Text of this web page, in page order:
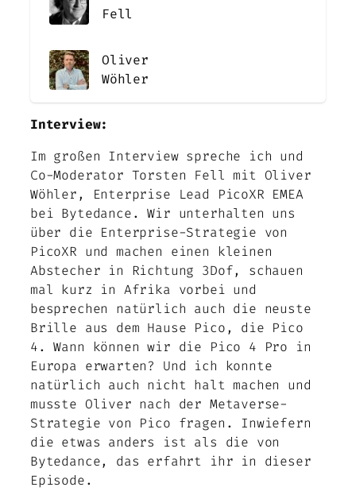
Fell
Oliver
Wöhler
Interview:
Im großen Interview spreche ich und
Co-Moderator Torsten Fell mit Oliver
Wöhler, Enterprise Lead PicoXR EMEA
bei Bytedance. Wir unterhalten uns
über die Enterprise-Strategie von
PicoXR und machen einen kleinen
Abstecher in Richtung 3Dof, schauen
mal kurz in Afrika vorbei und
besprechen natürlich auch die neuste
Brille aus dem Hause Pico, die Pico
4. Wann können wir die Pico 4 Pro in
Europa erwarten? Und ich konnte
natürlich auch nicht halt machen und
musste Oliver nach der Metaverse-
Strategie von Pico fragen. Inwiefern
die etwas anders ist als die von
Bytedance, das erfahrt ihr in dieser
Episode.